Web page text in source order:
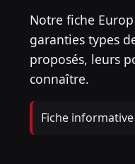
Notre fiche
garanties types
proposés, leurs
connaître.
Fiche